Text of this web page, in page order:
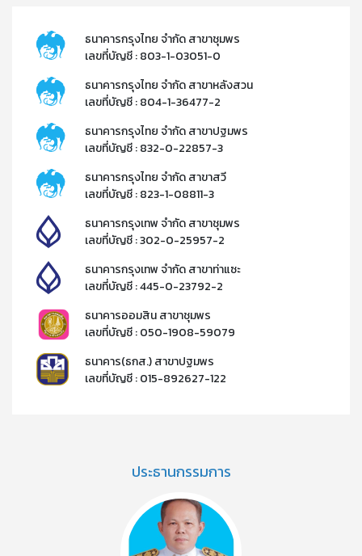
ธนาคารกรุงไทย จำกัด สาขาชุมพร
เลขที่บัญชี : 803-1-03051-0
ธนาคารกรุงไทย จำกัด สาขาหลังสวน
เลขที่บัญชี : 804-1-36477-2​
ธนาคารกรุงไทย จำกัด สาขาปฐมพร
เลขที่บัญชี : 832-0-22857-3​
ธนาคารกรุงไทย จำกัด สาขาสวี
เลขที่บัญชี : 823-1-08811-3​
ธนาคารกรุงเทพ จำกัด สาขาชุมพร
เลขที่บัญชี : 302-0-25957-2​
ธนาคารกรุงเทพ จำกัด สาขาท่าแซะ
เลขที่บัญชี : 445-0-23792-2​
ธนาคารออมสิน สาขาชุมพร
เลขที่บัญชี : 050-1908-59079​
ธนาคาร(ธกส.) สาขาปฐมพร
เลขที่บัญชี : 015-892627-122​​
ประธานกรรมการ